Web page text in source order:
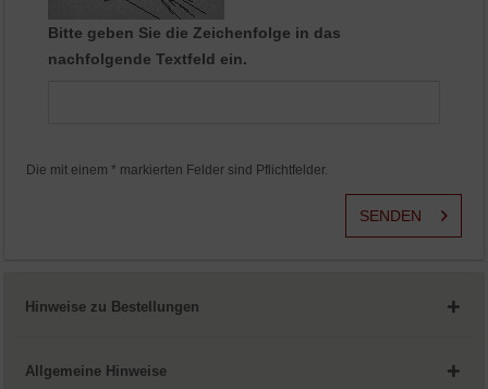
Bitte geben Sie die Zeichenfolge in das
nachfolgende Textfeld ein.
Die mit einem * markierten Felder sind Pflichtfelder.
SENDEN
Hinweise zu Bestellungen
Allgemeine Hinweise